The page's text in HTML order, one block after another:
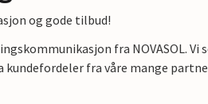
og gode tilbud!
fra NOVASOL. Vi
fra våre mange